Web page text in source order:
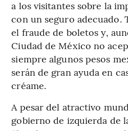
a los visitantes sobre la
con un seguro adecuado.
el fraude de boletos y,
Ciudad de México no
siempre algunos pesos
serán de gran ayuda en
créame.
A pesar del atractivo
gobierno de izquierda de